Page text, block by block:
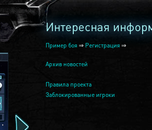
Интересная
Пример боя ⇒ Регистрация ⇒
Архив новостей
Правила проекта
Заблокированные игроки